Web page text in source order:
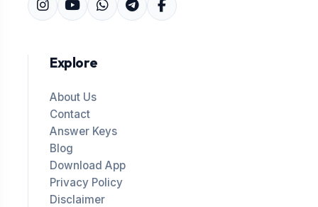
Explore
About Us
Contact
Answer Keys
Blog
Download App
Privacy Policy
Disclaimer